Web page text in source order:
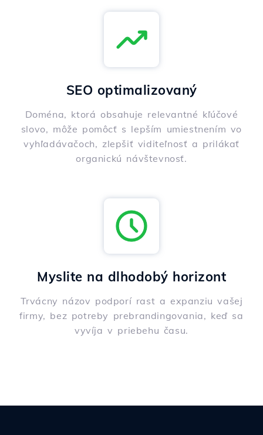
SEO optimalizovaný
Doména, ktorá obsahuje relevantné kľúčové
slovo, môže pomôcť s lepším umiestnením vo
vyhľadávačoch, zlepšiť viditeľnosť a prilákať
organickú návštevnosť.
Myslite na dlhodobý horizont
Trvácny názov podporí rast a expanziu vašej
firmy, bez potreby prebrandingovania, keď sa
vyvíja v priebehu času.